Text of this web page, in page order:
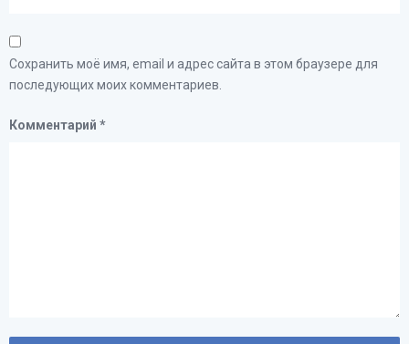
Сохранить моё имя, email и адрес сайта в этом браузере для
последующих моих комментариев.
Комментарий *